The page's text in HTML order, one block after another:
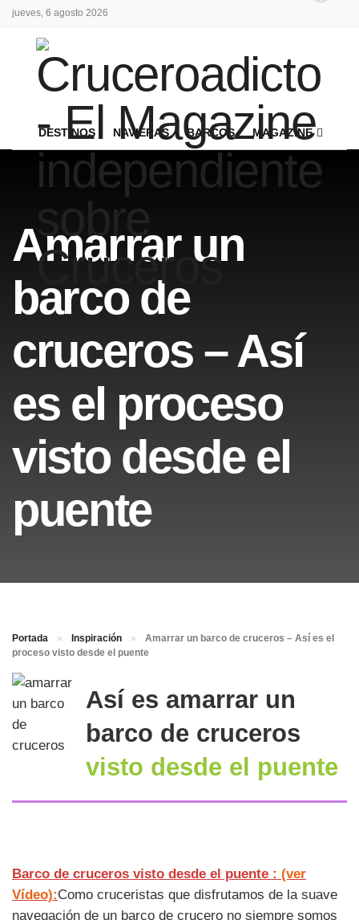
jueves, 6 agosto 2026
DESTINOS NAVIERAS BARCOS MAGAZINE
Amarrar un
barco de
cruceros – Así
es el proceso
visto desde el
puente
Portada » Inspiración »
Amarrar un barco de cruceros – Así es el
proceso visto desde el puente
Así es amarrar un
barco de cruceros
visto desde el puente
Barco de cruceros visto desde el puente : (ver
Vídeo):Como cruceristas que disfrutamos de la suave
navegación de un barco de crucero no siempre somos